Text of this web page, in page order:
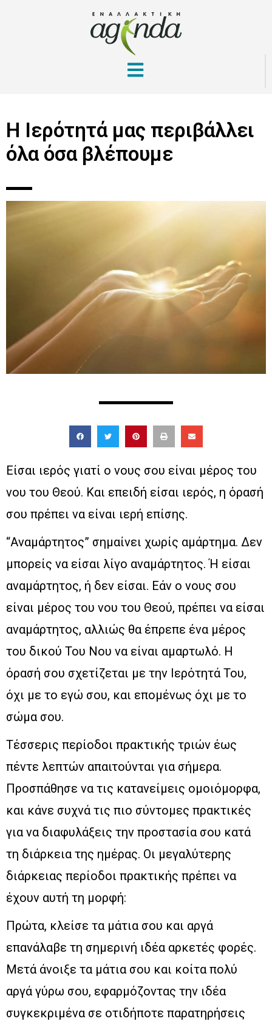
Η Ιερότητά μας περιβάλλει
όλα όσα βλέπουμε
Είσαι ιερός γιατί ο νους σου είναι μέρος του
νου του Θεού. Και επειδή είσαι ιερός, η όρασή
σου πρέπει να είναι ιερή επίσης.
“Αναμάρτητος” σημαίνει χωρίς αμάρτημα. Δεν
μπορείς να είσαι λίγο αναμάρτητος. Ή είσαι
αναμάρτητος, ή δεν είσαι. Εάν ο νους σου
είναι μέρος του νου του Θεού, πρέπει να είσαι
αναμάρτητος, αλλιώς θα έπρεπε ένα μέρος
του δικού Του Νου να είναι αμαρτωλό. Η
όρασή σου σχετίζεται με την Ιερότητά Του,
όχι με το εγώ σου, και επομένως όχι με το
σώμα σου.
Τέσσερις περίοδοι πρακτικής τριών έως
πέντε λεπτών απαιτούνται για σήμερα.
Προσπάθησε να τις κατανείμεις ομοιόμορφα,
και κάνε συχνά τις πιο σύντομες πρακτικές
για να διαφυλάξεις την προστασία σου κατά
τη διάρκεια της ημέρας. Οι μεγαλύτερης
διάρκειας περίοδοι πρακτικής πρέπει να
έχουν αυτή τη μορφή:
Πρώτα, κλείσε τα μάτια σου και αργά
επανάλαβε τη σημερινή ιδέα αρκετές φορές.
Μετά άνοιξε τα μάτια σου και κοίτα πολύ
αργά γύρω σου, εφαρμόζοντας την ιδέα
συγκεκριμένα σε οτιδήποτε παρατηρήσεις